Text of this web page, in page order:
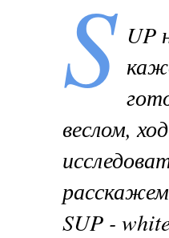
S UP
веслом,
SUP -